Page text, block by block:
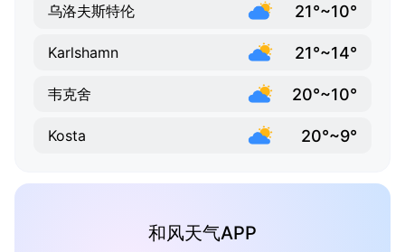
乌洛夫斯特伦 21°~10°
Karlshamn 21°~14°
韦克舍 20°~10°
Kosta 20°~9°
和风天气APP